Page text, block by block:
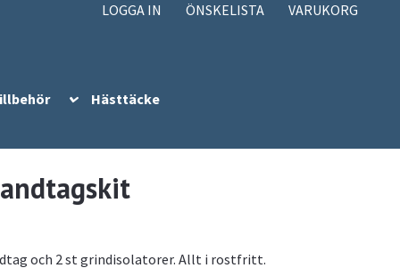
LOGGA IN ÖNSKELISTA VARUKORG
Hästtäcke
och 2 st grindisolatorer. Allt i rostfritt.